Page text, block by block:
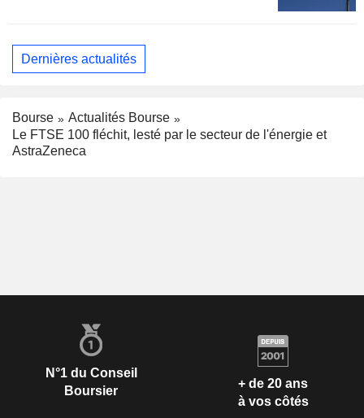
Dernières actualités
Bourse
Actualités Bourse
Le FTSE 100 fléchit, lesté par le secteur de l'énergie et
AstraZeneca
N°1 du Conseil
Boursier
+ de 20 ans
à vos côtés